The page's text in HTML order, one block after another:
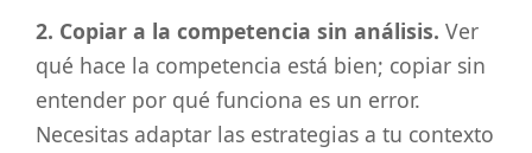
2. Copiar a la competencia sin análisis. Ver
qué hace la competencia está bien; copiar sin
entender por qué funciona es un error.
Necesitas adaptar las estrategias a tu contexto